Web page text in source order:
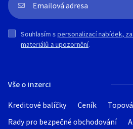
Vše o inzerci
Kreditové balíčky Ceník
Rady pro bezpečné obchodování
Souhlasím s personalizací nabídek,
materiálů a upozornění.